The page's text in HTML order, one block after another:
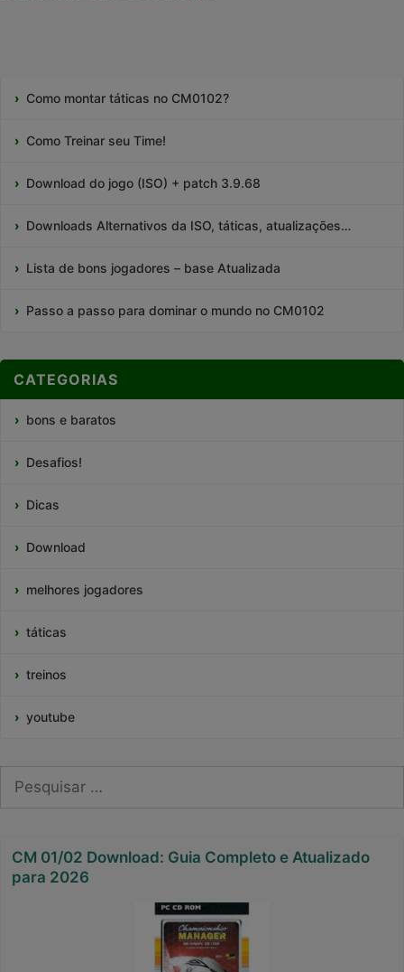
Como montar táticas no CM0102?
Como Treinar seu Time!
Download do jogo (ISO) + patch 3.9.68
Downloads Alternativos da ISO, táticas, atualizações…
Lista de bons jogadores – base Atualizada
Passo a passo para dominar o mundo no CM0102
CATEGORIAS
bons e baratos
Desafios!
Dicas
Download
melhores jogadores
táticas
treinos
youtube
Pesquisar
CM 01/02 Download: Guia Completo e Atualizado
para 2026